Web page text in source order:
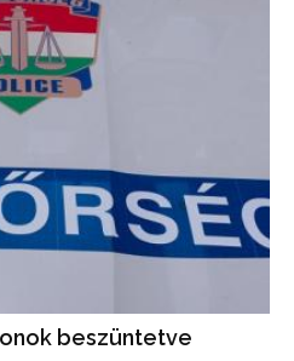
beszüntetve